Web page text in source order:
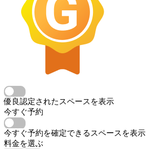
優良認定されたスペースを表示
今すぐ予約
今すぐ予約を確定できるスペースを表示
料金を選ぶ